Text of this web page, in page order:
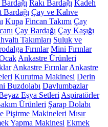
Rakı Bardağı Kadeh
Bardağı Çay ve Kahve
Kupa Fincan Takımı Çay
Çay Bardağı Çay Kaşığı
Takımları Suluk ve
Fırınlar Mini Fırınlar
Ankastre Ürünleri
Ankastre Fırınlar Ankastre
Kurutma Makinesi Derin
Buzdolabı Davlumbazlar
Eşya Setleri Aspiratörler
Ürünleri Şarap Dolabı
Pişirme Makineleri Mısır
Yapma Makinesi Ekmek